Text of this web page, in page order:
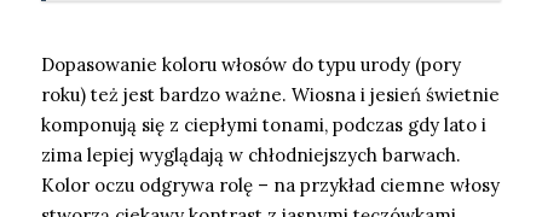
Dopasowanie koloru włosów do typu urody (pory
roku) też jest bardzo ważne. Wiosna i jesień świetnie
komponują się z ciepłymi tonami, podczas gdy lato i
zima lepiej wyglądają w chłodniejszych barwach.
Kolor oczu odgrywa rolę – na przykład ciemne włosy